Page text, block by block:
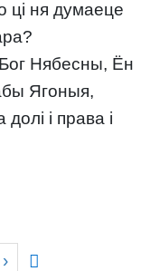
ці ня думаеце
Бог Нябесны, Ён
Ягоныя,
і права і
›